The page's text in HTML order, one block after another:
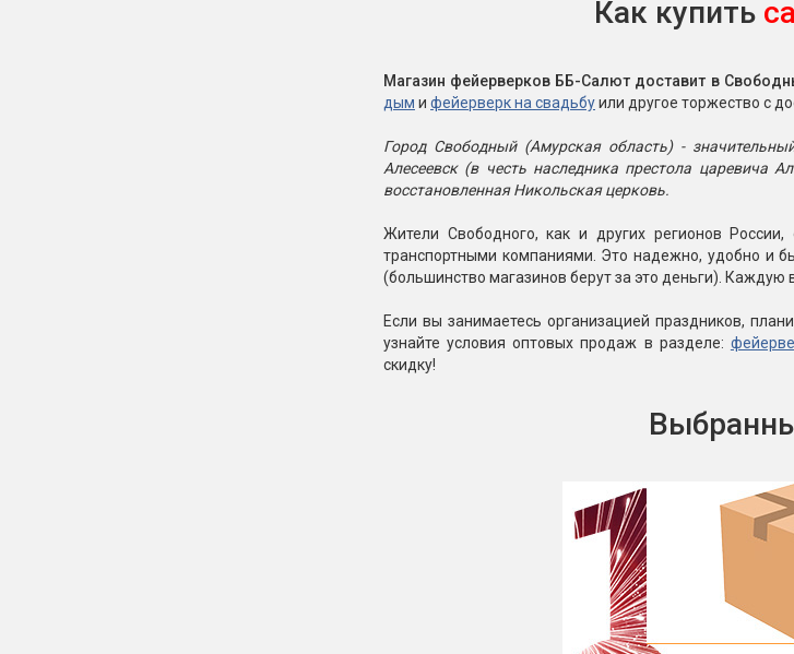
Как купить
Магазин фейерверков ББ-Салют доставит в
дым и фейерверк на свадьбуили другое торжество с
Город Свободный (Амурская область) -
Алесеевск (в честь наследника престола царевича
восстановленная Никольская церковь.
Жители Свободного, как и других регионов
транспортными компаниями. Это надежно, удобно и
(большинство магазинов берут за это деньги).
Если вы занимаетесь организацией праздников,
узнайте условия оптовых продаж в разделе:
скидку!